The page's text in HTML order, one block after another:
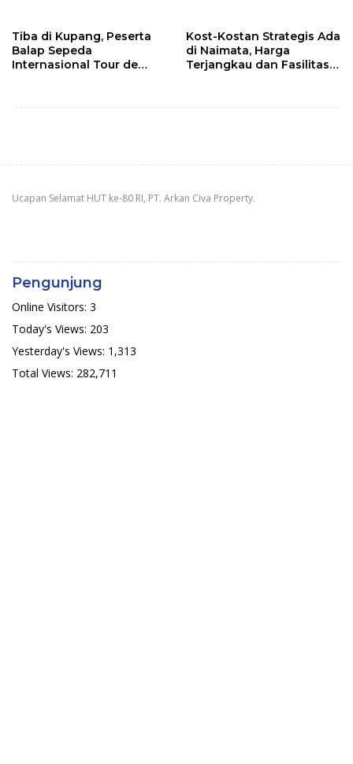
Keduanya
Tiba di Kupang, Peserta
Balap Sepeda
Internasional Tour de
Kost-Kostan Strategis Ada
di Naimata, Harga
Terjangkau dan Fasilitas
Ucapan Selamat HUT ke-80 RI, PT. Arkan Civa Property.
Pengunjung
Online Visitors: 3
Today's Views: 203
Yesterday's Views: 1,313
Total Views: 282,711